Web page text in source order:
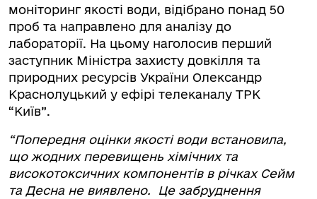
моніторинг якості води, відібрано понад 50
проб та направлено для аналізу до
лабораторії. На цьому наголосив перший
заступник Міністра захисту довкілля та
природних ресурсів України Олександр
Краснолуцький у ефірі телеканалу ТРК
“Київ”.
“Попередня оцінки якості води встановила,
що жодних перевищень хімічних та
високотоксичних компонентів в річках Сейм
та Десна не виявлено. Це забруднення